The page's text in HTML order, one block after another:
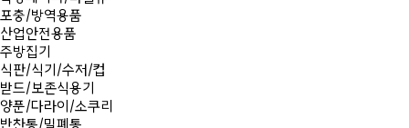
포충/방역용품
산업안전용품
주방집기
식판/식기/수저/컵
받드/보존식용기
양푼/다라이/소쿠리